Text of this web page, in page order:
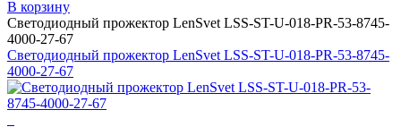
В корзину
Светодиодный прожектор LenSvet LSS-ST-U-018-PR-53-8745-
4000-27-67
Светодиодный прожектор LenSvet LSS-ST-U-018-PR-53-8745-
4000-27-67